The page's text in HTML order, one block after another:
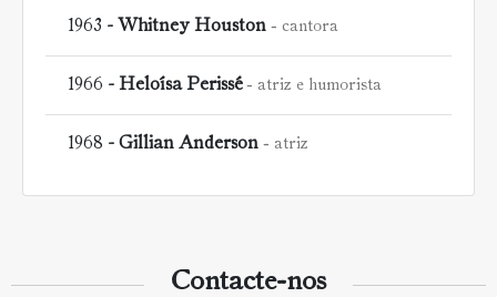
1963 - Whitney Houston cantora
1966 - Heloísa Perissé atriz e humorista
1968 - Gillian Anderson atriz
Contacte-nos